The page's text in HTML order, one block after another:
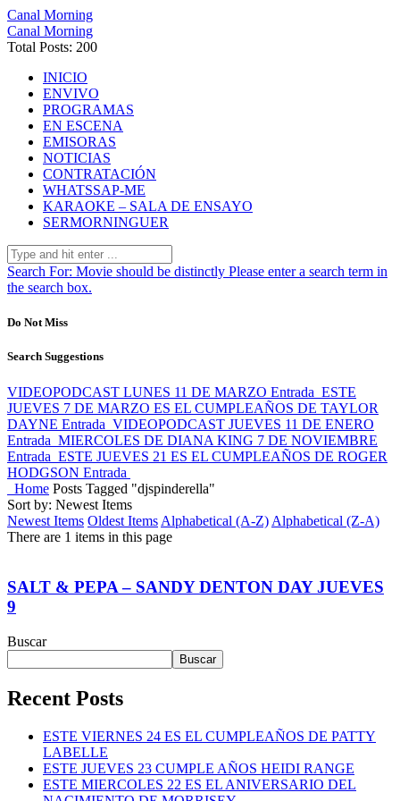
Canal Morning
Canal Morning
Total Posts: 200
INICIO
ENVIVO
PROGRAMAS
EN ESCENA
EMISORAS
NOTICIAS
CONTRATACIÓN
WHATSSAP-ME
KARAOKE – SALA DE ENSAYO
SERMORNINGUER
Search For: Movie should be distinctly Please enter a search term in
the search box.
Do Not Miss
Search Suggestions
VIDEOPODCAST LUNES 11 DE MARZO Entrada ESTE
JUEVES 7 DE MARZO ES EL CUMPLEAÑOS DE TAYLOR
DAYNE Entrada VIDEOPODCAST JUEVES 11 DE ENERO
Entrada MIERCOLES DE DIANA KING 7 DE NOVIEMBRE
Entrada ESTE JUEVES 21 ES EL CUMPLEAÑOS DE ROGER
HODGSON Entrada
Home Posts Tagged "djspinderella"
Sort by: Newest Items
Newest Items Oldest Items Alphabetical (A-Z) Alphabetical (Z-A)
There are 1 items in this page
SALT & PEPA – SANDY DENTON DAY JUEVES
9
Buscar
Buscar
Recent Posts
ESTE VIERNES 24 ES EL CUMPLEAÑOS DE PATTY
LABELLE
ESTE JUEVES 23 CUMPLE AÑOS HEIDI RANGE
ESTE MIERCOLES 22 ES EL ANIVERSARIO DEL